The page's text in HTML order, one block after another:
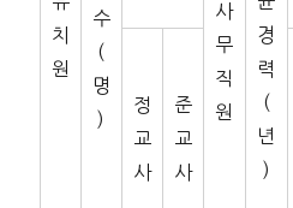
치
원
수
(
명
)
경
력
(
년
)
사
무
직
원
정
교
사
준
교
사